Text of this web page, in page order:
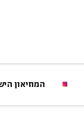
המוזיאון